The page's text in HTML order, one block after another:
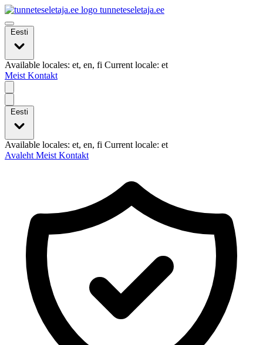
tunneteseletaja.ee
Eesti
Available locales: et, en, fi Current locale: et
Meist Kontakt
Eesti
Available locales: et, en, fi Current locale: et
Avaleht Meist Kontakt